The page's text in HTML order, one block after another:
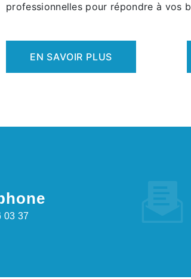
professionnelles pour répondre à vos
EN SAVOIR PLUS
03 37